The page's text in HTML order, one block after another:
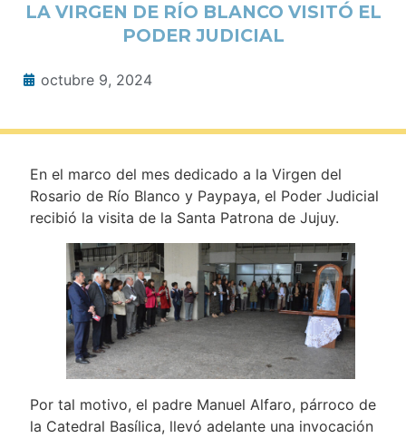
LA VIRGEN DE RÍO BLANCO VISITÓ EL
PODER JUDICIAL
octubre 9, 2024
En el marco del mes dedicado a la Virgen del
Rosario de Río Blanco y Paypaya, el Poder Judicial
recibió la visita de la Santa Patrona de Jujuy.
Por tal motivo, el padre Manuel Alfaro, párroco de
la Catedral Basílica, llevó adelante una invocación